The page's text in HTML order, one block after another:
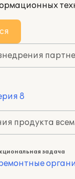
8
продукта
задача